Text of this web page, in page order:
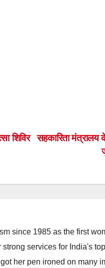
सहकारिता मंत्रालय
शिविर
since 1985 as the first
services for India's
her pen ironed on many